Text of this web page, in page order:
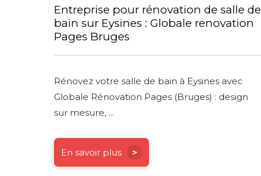
Entreprise pour rénovation de salle de
bain sur Eysines : Globale renovation
Pages Bruges
Rénovez votre salle de bain à Eysines avec
Globale Rénovation Pages (Bruges) : design
sur mesure, ...
En savoir plus